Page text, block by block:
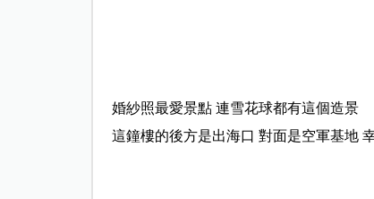
婚紗照最愛景點 連雪花球都有這個造景
這鐘樓的後方是出海口 對面是空軍基地